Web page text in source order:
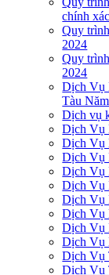
chính
Quy
2024
Quy
2024
Dịch Vụ
Tàu
Dịch vụ
Dịch Vụ
Dịch Vụ
Dịch Vụ
Dịch Vụ
Dịch Vụ
Dịch Vụ
Dịch Vụ
Dịch Vụ
Dịch Vụ
Dịch Vụ
Dịch Vụ